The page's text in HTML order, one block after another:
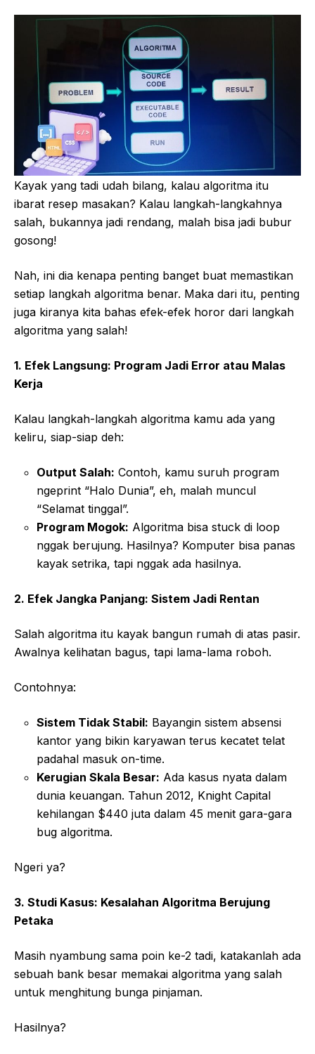
Kayak yang tadi udah bilang, kalau algoritma itu
ibarat resep masakan? Kalau langkah-langkahnya
salah, bukannya jadi rendang, malah bisa jadi bubur
gosong!
Nah, ini dia kenapa penting banget buat memastikan
setiap langkah algoritma benar. Maka dari itu, penting
juga kiranya kita bahas efek-efek horor dari langkah
algoritma yang salah!
1. Efek Langsung: Program Jadi Error atau Malas
Kerja
Kalau langkah-langkah algoritma kamu ada yang
keliru, siap-siap deh:
Output Salah: Contoh, kamu suruh program
ngeprint “Halo Dunia”, eh, malah muncul
“Selamat tinggal”.
Program Mogok: Algoritma bisa stuck di loop
nggak berujung. Hasilnya? Komputer bisa panas
kayak setrika, tapi nggak ada hasilnya.
2. Efek Jangka Panjang: Sistem Jadi Rentan
Salah algoritma itu kayak bangun rumah di atas pasir.
Awalnya kelihatan bagus, tapi lama-lama roboh.
Contohnya:
Sistem Tidak Stabil: Bayangin sistem absensi
kantor yang bikin karyawan terus kecatet telat
padahal masuk on-time.
Kerugian Skala Besar: Ada kasus nyata dalam
dunia keuangan. Tahun 2012, Knight Capital
kehilangan $440 juta dalam 45 menit gara-gara
bug algoritma.
Ngeri ya?
3. Studi Kasus: Kesalahan Algoritma Berujung
Petaka
Masih nyambung sama poin ke-2 tadi, katakanlah ada
sebuah bank besar memakai algoritma yang salah
untuk menghitung bunga pinjaman.
Hasilnya?